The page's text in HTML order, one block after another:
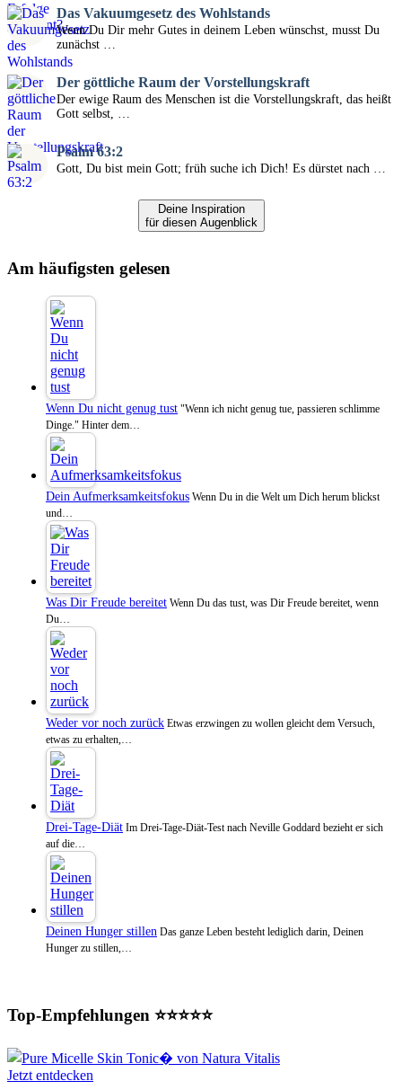
Das Vakuumgesetz des Wohlstands
Wenn Du Dir mehr Gutes in deinem Leben wünschst, musst Du
zunächst …
Der göttliche Raum der Vorstellungskraft
Der ewige Raum des Menschen ist die Vorstellungskraft, das heißt
Gott selbst, …
Psalm 63:2
Gott, Du bist mein Gott; früh suche ich Dich! Es dürstet nach …
Deine Inspiration
für diesen Augenblick
Am häufigsten gelesen
Wenn Du nicht genug tust "Wenn ich nicht genug tue, passieren schlimme
Dinge." Hinter dem…
Dein Aufmerksamkeitsfokus Wenn Du in die Welt um Dich herum blickst
und…
Was Dir Freude bereitet Wenn Du das tust, was Dir Freude bereitet, wenn
Du…
Weder vor noch zurück Etwas erzwingen zu wollen gleicht dem Versuch,
etwas zu erhalten,…
Drei-Tage-Diät Im Drei-Tage-Diät-Test nach Neville Goddard bezieht er sich
auf die…
Deinen Hunger stillen Das ganze Leben besteht lediglich darin, Deinen
Hunger zu stillen,…
Top-Empfehlungen ⭐⭐⭐⭐⭐
Jetzt entdecken